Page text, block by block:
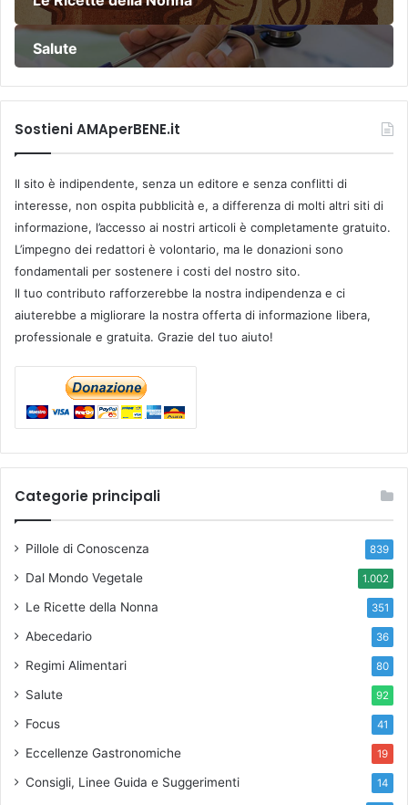
Salute
Sostieni AMAperBENE.it
Il sito è indipendente, senza un editore e senza conflitti di
interesse, non ospita pubblicità e, a differenza di molti altri siti di
informazione, l’accesso ai nostri articoli è completamente gratuito.
L’impegno dei redattori è volontario, ma le donazioni sono
fondamentali per sostenere i costi del nostro sito.
Il tuo contributo rafforzerebbe la nostra indipendenza e ci
aiuterebbe a migliorare la nostra offerta di informazione libera,
professionale e gratuita. Grazie del tuo aiuto!
Categorie principali
Pillole di Conoscenza 839
Dal Mondo Vegetale 1.002
Le Ricette della Nonna 351
Abecedario 36
Regimi Alimentari 80
Salute 92
Focus 41
Eccellenze Gastronomiche 19
Consigli, Linee Guida e Suggerimenti 14